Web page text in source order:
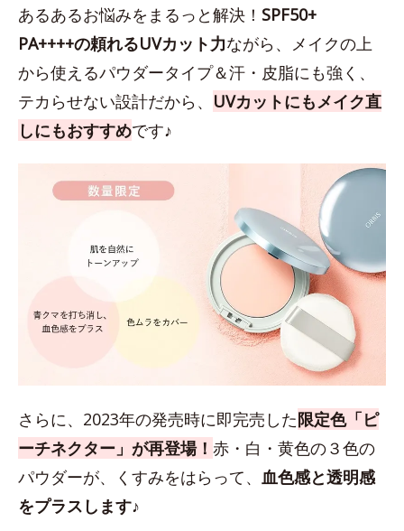
あるあるお悩みをまるっと解決！ SPF50+
PA++++の頼れるUVカット力ながら、メイクの上
から使えるパウダータイプ＆汗・皮脂にも強く、
テカらせない設計だから、 UVカットにもメイク直
しにもおすすめです♪
さらに、2023年の発売時に即完売した限定色「ピ
ーチネクター」が再登場！ 赤・白・黄色の３色の
パウダーが、くすみをはらって、 血色感と透明感
をプラスします♪